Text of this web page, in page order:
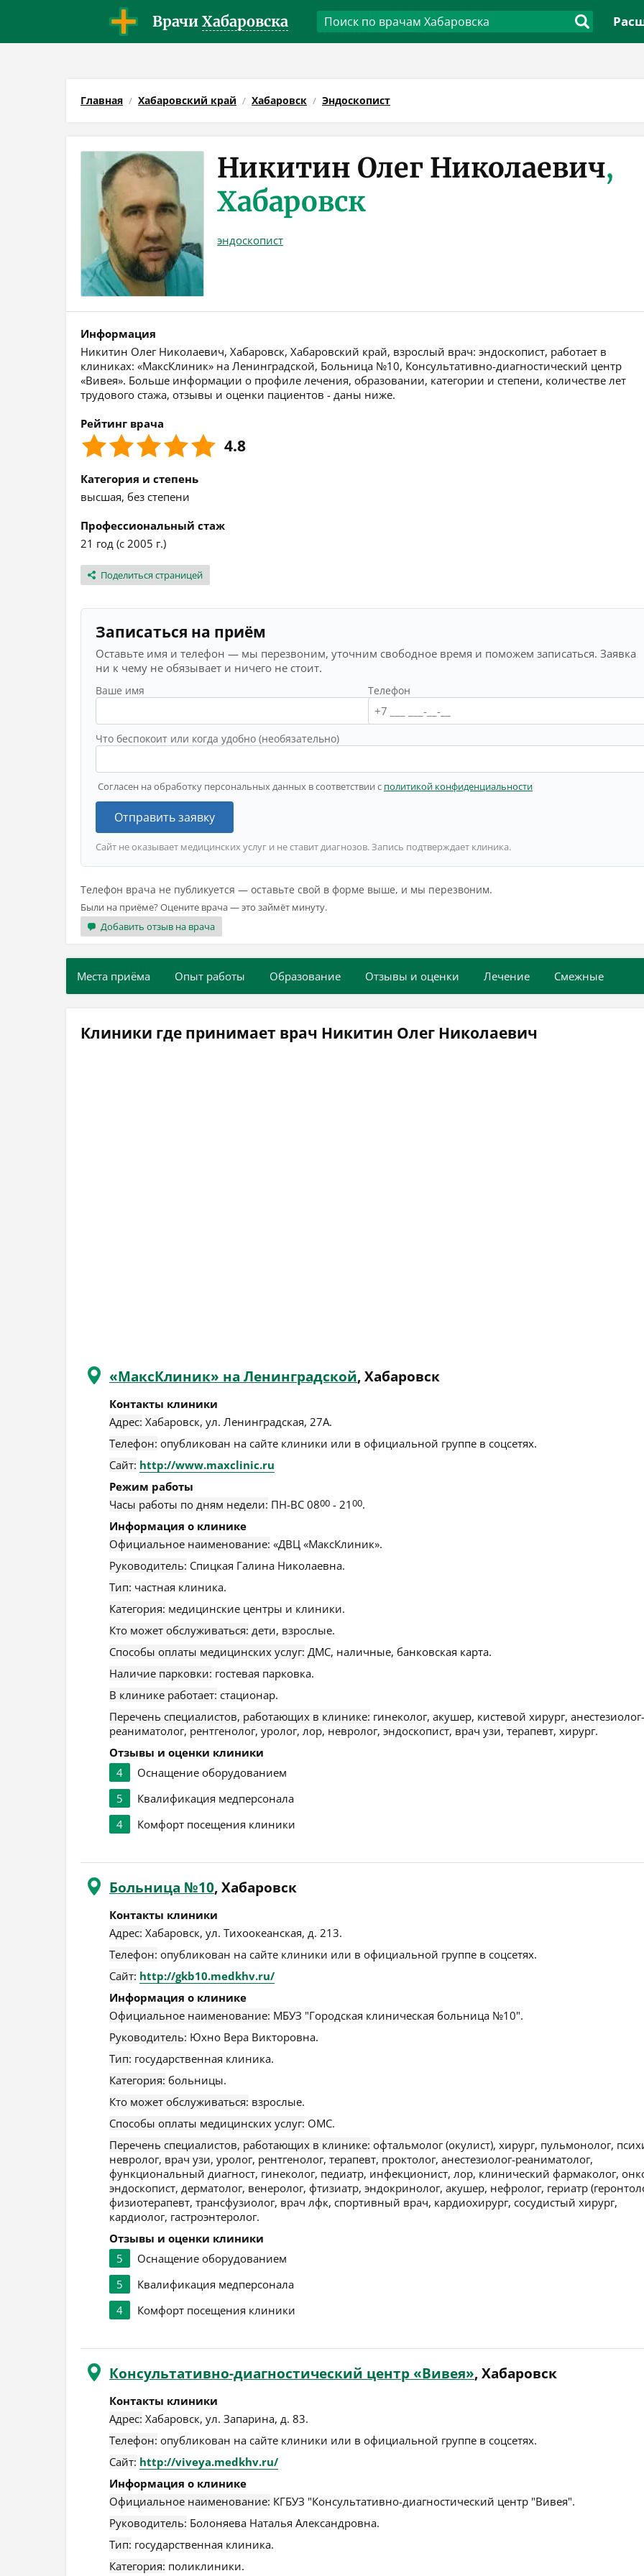
Врачи Хабаровска
Главная Хабаровский край Хабаровск Эндоскопист
Никитин Олег Николаевич,
Хабаровск
эндоскопист
Информация
Никитин Олег Николаевич, Хабаровск, Хабаровский край, взрослый врач: эндоскопист, работает в
клиниках: «МаксКлиник» на Ленинградской, Больница №10, Консультативно-диагностический центр
«Вивея». Больше информации о профиле лечения, образовании, категории и степени, количестве лет
трудового стажа, отзывы и оценки пациентов - даны ниже.
Рейтинг врача
4.8
Категория и степень
высшая, без степени
Профессиональный стаж
21 год (с 2005 г.)
Поделиться страницей
Записаться на приём
Оставьте имя и телефон — мы перезвоним, уточним свободное время и поможем записаться. Заявка
ни к чему не обязывает и ничего не стоит.
Ваше имя Телефон
Что беспокоит или когда удобно (необязательно)
Согласен на обработку персональных данных в соответствии с политикой конфиденциальности
Отправить заявку
Сайт не оказывает медицинских услуг и не ставит диагнозов. Запись подтверждает клиника.
Телефон врача не публикуется — оставьте свой в форме выше, и мы перезвоним.
Были на приёме? Оцените врача — это займёт минуту.
Добавить отзыв на врача
Места приёма Опыт работы Образование Отзывы и оценки Лечение Смежные
Клиники где принимает врач Никитин Олег Николаевич
«МаксКлиник» на Ленинградской, Хабаровск
Контакты клиники
Адрес: Хабаровск, ул. Ленинградская, 27А.
Телефон: опубликован на сайте клиники или в официальной группе в соцсетях.
Сайт: http://www.maxclinic.ru
Режим работы
Часы работы по дням недели: ПН-ВС 0800 - 2100.
Информация о клинике
Официальное наименование: «ДВЦ «МаксКлиник».
Руководитель: Спицкая Галина Николаевна.
Тип: частная клиника.
Категория: медицинские центры и клиники.
Кто может обслуживаться: дети, взрослые.
Способы оплаты медицинских услуг: ДМС, наличные, банковская карта.
Наличие парковки: гостевая парковка.
В клинике работает: стационар.
Перечень специалистов, работающих в клинике: гинеколог, акушер, кистевой хирург, анестезиолог-
реаниматолог, рентгенолог, уролог, лор, невролог, эндоскопист, врач узи, терапевт, хирург.
Отзывы и оценки клиники
4
Оснащение оборудованием
5
Квалификация медперсонала
4
Комфорт посещения клиники
Больница №10, Хабаровск
Контакты клиники
Адрес: Хабаровск, ул. Тихоокеанская, д. 213.
Телефон: опубликован на сайте клиники или в официальной группе в соцсетях.
Сайт: http://gkb10.medkhv.ru/
Информация о клинике
Официальное наименование: МБУЗ "Городская клиническая больница №10".
Руководитель: Юхно Вера Викторовна.
Тип: государственная клиника.
Категория: больницы.
Кто может обслуживаться: взрослые.
Способы оплаты медицинских услуг: ОМС.
Перечень специалистов, работающих в клинике: офтальмолог (окулист), хирург, пульмонолог,
невролог, врач узи, уролог, рентгенолог, терапевт, проктолог, анестезиолог-реаниматолог,
функциональный диагност, гинеколог, педиатр, инфекционист, лор, клинический фармаколог,
эндоскопист, дерматолог, венеролог, фтизиатр, эндокринолог, акушер, нефролог, гериатр
физиотерапевт, трансфузиолог, врач лфк, спортивный врач, кардиохирург, сосудистый хирург,
кардиолог, гастроэнтеролог.
Отзывы и оценки клиники
5
Оснащение оборудованием
5
Квалификация медперсонала
4
Комфорт посещения клиники
Консультативно-диагностический центр «Вивея», Хабаровск
Контакты клиники
Адрес: Хабаровск, ул. Запарина, д. 83.
Телефон: опубликован на сайте клиники или в официальной группе в соцсетях.
Сайт: http://viveya.medkhv.ru/
Информация о клинике
Официальное наименование: КГБУЗ "Консультативно-диагностический центр "Вивея".
Руководитель: Болоняева Наталья Александровна.
Тип: государственная клиника.
Категория: поликлиники.